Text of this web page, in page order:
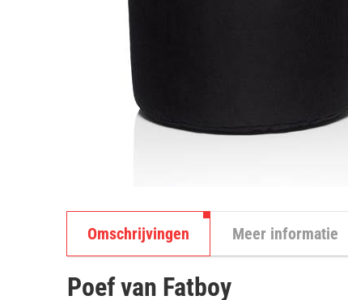
Omschrijvingen Meer informatie
Poef van Fatboy